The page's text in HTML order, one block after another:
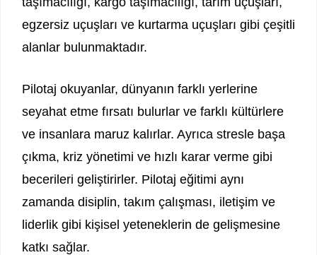
egzersiz uçuşları ve kurtarma uçuşları gibi çeşitli
alanlar bulunmaktadır.
Pilotaj okuyanlar, dünyanın farklı yerlerine
seyahat etme fırsatı bulurlar ve farklı kültürlere
ve insanlara maruz kalırlar. Ayrıca stresle başa
çıkma, kriz yönetimi ve hızlı karar verme gibi
becerileri geliştirirler. Pilotaj eğitimi aynı
zamanda disiplin, takım çalışması, iletişim ve
liderlik gibi kişisel yeteneklerin de gelişmesine
katkı sağlar.